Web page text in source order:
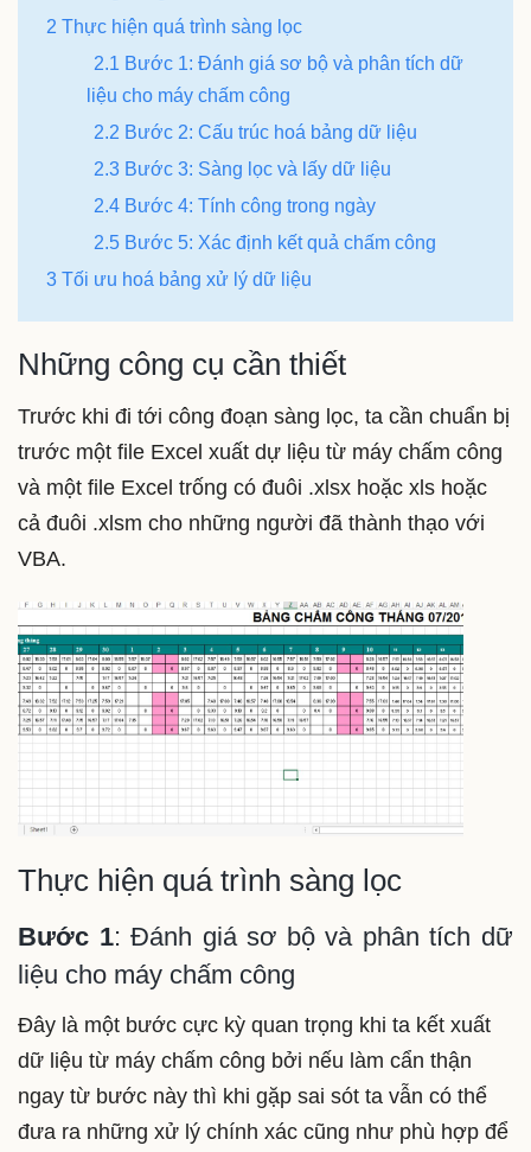
2 Thực hiện quá trình sàng lọc
2.1 Bước 1: Đánh giá sơ bộ và phân tích dữ
liệu cho máy chấm công
2.2 Bước 2: Cấu trúc hoá bảng dữ liệu
2.3 Bước 3: Sàng lọc và lấy dữ liệu
2.4 Bước 4: Tính công trong ngày
2.5 Bước 5: Xác định kết quả chấm công
3 Tối ưu hoá bảng xử lý dữ liệu
Những công cụ cần thiết
Trước khi đi tới công đoạn sàng lọc, ta cần chuẩn bị
trước một file Excel xuất dự liệu từ máy chấm công
và một file Excel trống có đuôi .xlsx hoặc xls hoặc
cả đuôi .xlsm cho những người đã thành thạo với
VBA.
Thực hiện quá trình sàng lọc
Bước 1: Đánh giá sơ bộ và phân tích dữ
liệu cho máy chấm công
Đây là một bước cực kỳ quan trọng khi ta kết xuất
dữ liệu từ máy chấm công bởi nếu làm cẩn thận
ngay từ bước này thì khi gặp sai sót ta vẫn có thể
đưa ra những xử lý chính xác cũng như phù hợp để